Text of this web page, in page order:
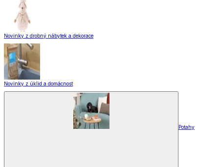
Novinky z drobný nábytek a dekorace
Novinky z úklid a domácnost
Potahy